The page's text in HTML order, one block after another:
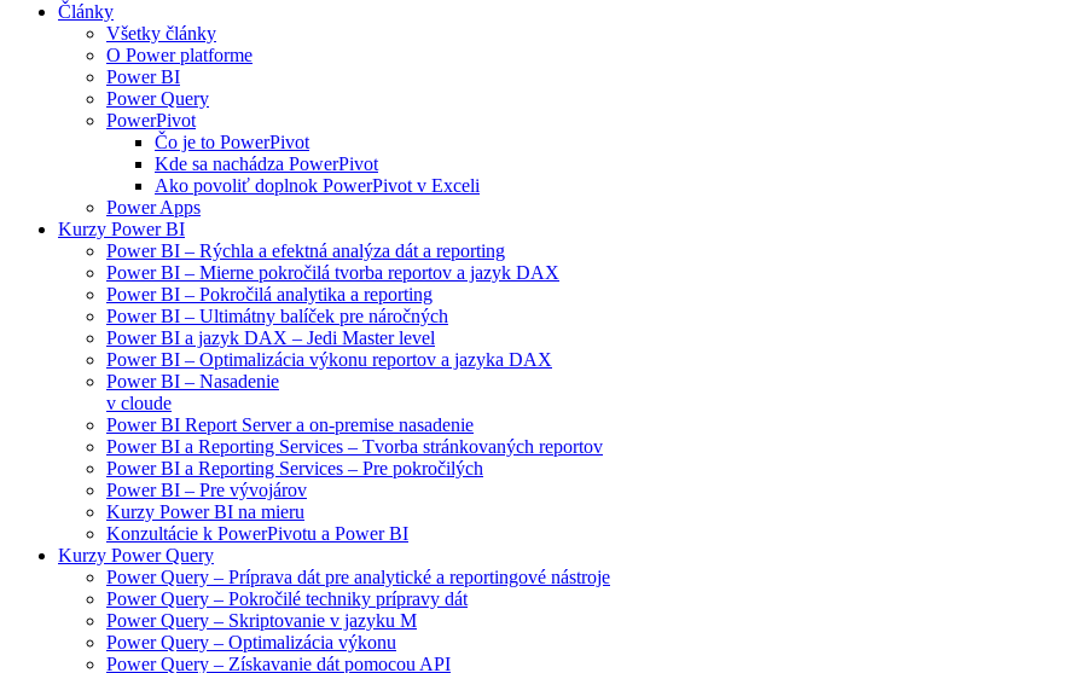
Články
Všetky články
O Power platforme
Power BI
Power Query
PowerPivot
Čo je to PowerPivot
Kde sa nachádza PowerPivot
Ako povoliť doplnok PowerPivot v Exceli
Power Apps
Kurzy Power BI
Power BI – Rýchla a efektná analýza dát a reporting
Power BI – Mierne pokročilá tvorba reportov a jazyk DAX
Power BI – Pokročilá analytika a reporting
Power BI – Ultimátny balíček pre náročných
Power BI a jazyk DAX – Jedi Master level
Power BI – Optimalizácia výkonu reportov a jazyka DAX
Power BI – Nasadenie
v cloude
Power BI Report Server a on-premise nasadenie
Power BI a Reporting Services – Tvorba stránkovaných reportov
Power BI a Reporting Services – Pre pokročilých
Power BI – Pre vývojárov
Kurzy Power BI na mieru
Konzultácie k PowerPivotu a Power BI
Kurzy Power Query
Power Query – Príprava dát pre analytické a reportingové nástroje
Power Query – Pokročilé techniky prípravy dát
Power Query – Skriptovanie v jazyku M
Power Query – Optimalizácia výkonu
Power Query – Získavanie dát pomocou API